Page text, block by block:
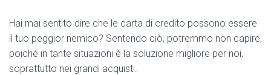
T
Hai mai sentito dire che le carta di credito possono essere
il tuo peggior nemico? Sentendo ciò, potremmo non capire,
poiché in tante situazioni è la soluzione migliore per noi,
soprattutto nei grandi acquisti.